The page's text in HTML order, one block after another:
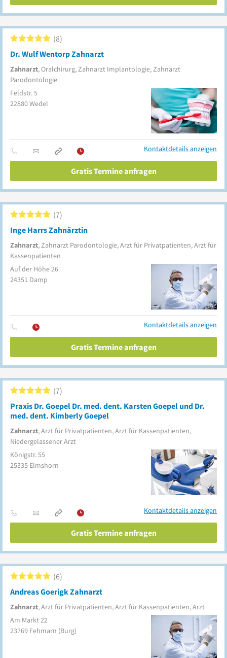
Dr. Wulf Wentorp Zahnarzt
Zahnarzt, Oralchirurg, Zahnarzt Implantologie, Zahnarzt
Parodontologie
8
Feldstr. 5
22880Wedel
Kontaktdetails anzeigen
Gratis Termine anfragen
Inge Harrs Zahnärztin
Zahnarzt, Zahnarzt Parodontologie, Arzt für Privatpatienten, Arzt für
Kassenpatienten
7
Auf der Höhe 26
24351 Damp
Kontaktdetails anzeigen
Gratis Termine anfragen
Praxis Dr. Goepel Dr. med. dent. Karsten Goepel und Dr.
med. dent. Kimberly Goepel
Zahnarzt, Arzt für Privatpatienten, Arzt für Kassenpatienten,
Niedergelassener Arzt
7
Königstr. 55
25335 Elmshorn
Kontaktdetails anzeigen
Gratis Termine anfragen
Andreas Goerigk Zahnarzt
Zahnarzt, Arzt für Privatpatienten, Arzt für Kassenpatienten, Arzt
6
Am Markt 22
23769 Fehmarn (Burg)